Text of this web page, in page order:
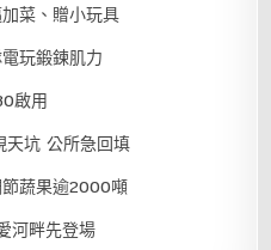
菜、贈小玩具
玩鍛鍊肌力
啟用
天坑 公所急回填
蔬果逾2000噸
河畔先登場